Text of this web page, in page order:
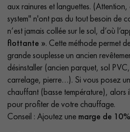
aux rainures et languettes.
system" n'ont pas du tout besoin de
n’est jamais collée sur le sol, d’où
flottante ». Cette méthode permet
grande souplesse un ancien
désinstaller (ancien parquet, sol
carrelage, pierre…). Si vous posez
chauffant (basse température), alors
pour profiter de votre chauffage.
Conseil : Ajoutez une marge de 10%